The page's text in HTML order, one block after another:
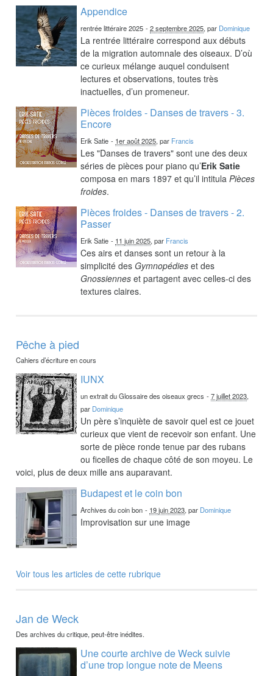
Appendice
rentrée littéraire 2025 -2 septembre 2025, par Dominique
La rentrée littéraire correspond aux débuts
de la migration automnale des oiseaux. D’où
ce curieux mélange auquel conduisent
lectures et observations, toutes très
inactuelles, d’un promeneur.
Pièces froides - Danses de travers - 3.
Encore
Erik Satie - 1er août 2025, par Francis
Les "Danses de travers" sont une des deux
séries de pièces pour piano qu’Erik Satie
composa en mars 1897 et qu’il intitulaPièces
froides.
Pièces froides - Danses de travers - 2.
Passer
Erik Satie - 11 juin 2025, par Francis
Ces airs et danses sont un retour à la
simplicité desGymnopédies et des
Gnossiennes et partagent avec celles-ci des
textures claires.
Pêche à pied
Cahiers d’écriture en cours
IUNX
un extrait du Glossaire des oiseaux grecs -7 juillet 2023,
par Dominique
Un père s’inquiète de savoir quel est ce jouet
curieux que vient de recevoir son enfant. Une
sorte de pièce ronde tenue par des rubans
ou ficelles de chaque côté de son moyeu. Le
voici, plus de deux mille ans auparavant.
Budapest et le coin bon
Archives du coin bon - 19 juin 2023, par Dominique
Improvisation sur une image
Voir tous les articles de cette rubrique
Jan de Weck
Des archives du critique, peut-être inédites.
Une courte archive de Weck suivie
d’une trop longue note de Meens